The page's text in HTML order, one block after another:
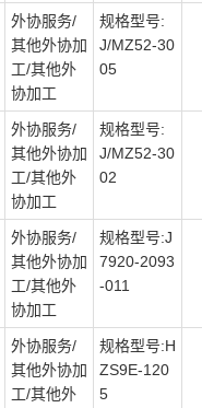
外协服务/
其他外协加
工/其他外
协加工
规格型号:
J/MZ52-30
05
外协服务/
其他外协加
工/其他外
协加工
规格型号:
J/MZ52-30
02
外协服务/
其他外协加
工/其他外
协加工
规格型号:J
7920-2093
-011
外协服务/
其他外协加
工/其他外
规格型号:H
ZS9E-120
5